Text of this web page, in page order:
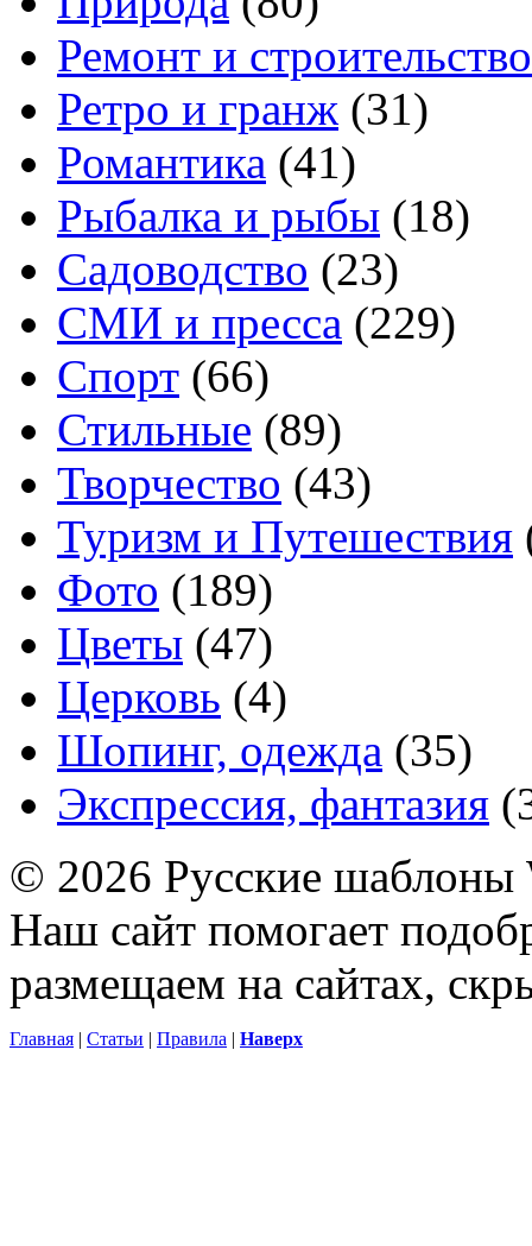
Ремонт и строительство
Ретро и гранж (31)
Романтика (41)
Рыбалка и рыбы (18)
Садоводство (23)
СМИ и пресса (229)
Спорт (66)
Стильные (89)
Творчество (43)
Туризм и Путешествия
Фото (189)
Цветы (47)
Церковь (4)
Шопинг, одежда (35)
Экспрессия, фантазия
© 2026 Русские шаблоны
Наш сайт помогает
размещаем на сайтах,
Главная | Статьи | Правила | Наверх